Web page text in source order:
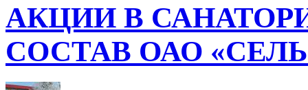
АКЦИИ В
СОСТАВ ОАО